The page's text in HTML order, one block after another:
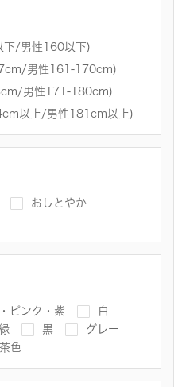
下/男性160以下)
男性161-170cm)
男性171-180cm)
以上/男性181cm以上)
おしとやか
ピンク・紫
白
黒
グレー
色